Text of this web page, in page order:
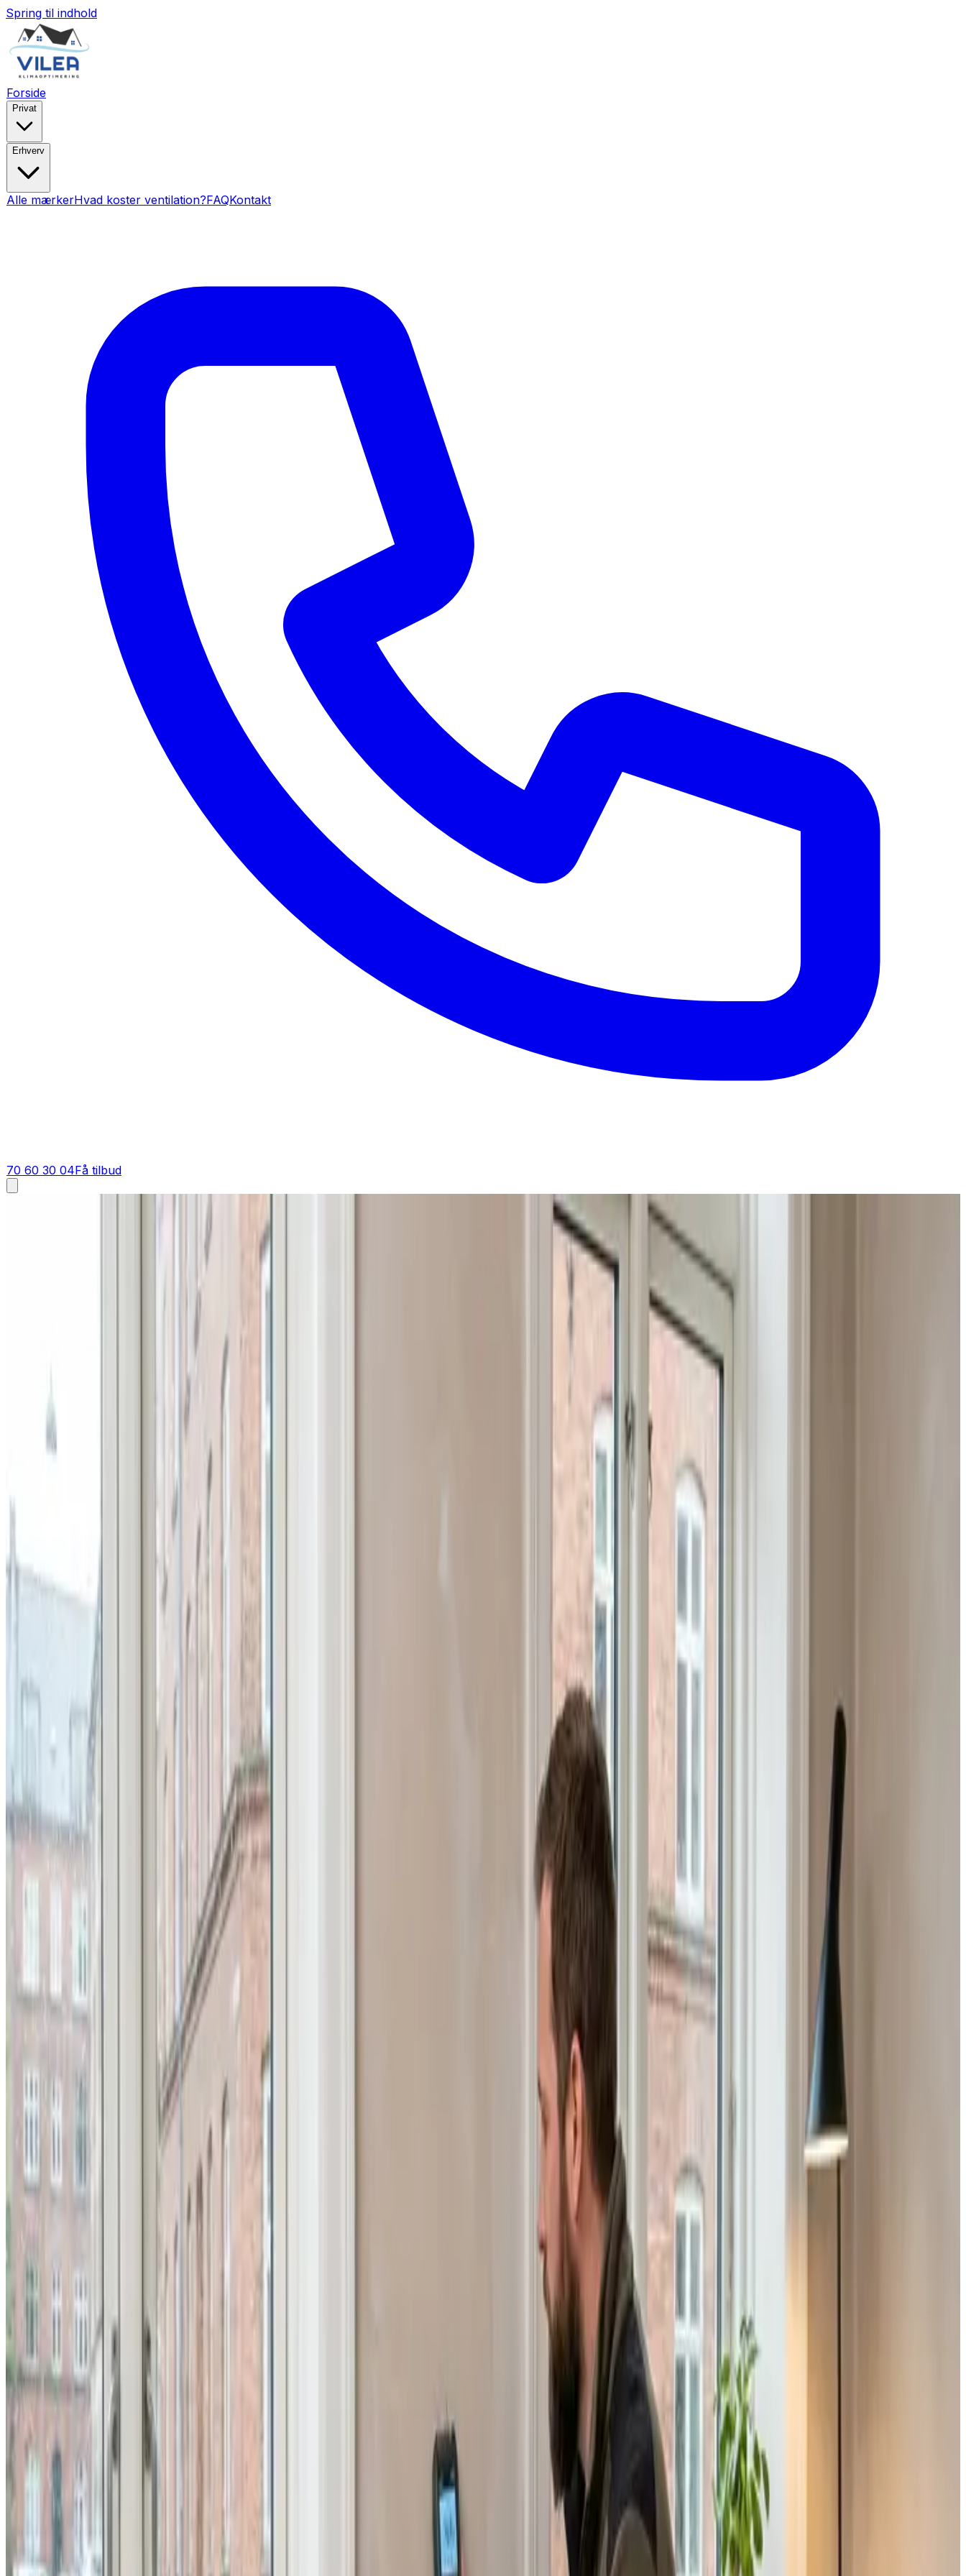
Spring til indhold
Forside
Privat
Erhverv
Alle mærkerHvad koster ventilation?FAQKontakt
70 60 30 04Få tilbud
Videbæk
Indhent et skarpt tilbud på ventilation i Videbæk og omegn. Du får én samlet pris uden skjulte gebyrer, så du kan sammenligne og vælge med ro i maven.